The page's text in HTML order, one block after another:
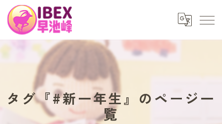
タグ『#新一年生』のページ一
覧